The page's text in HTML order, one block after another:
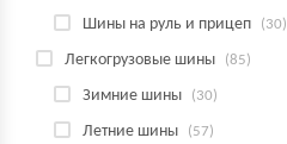
Шины на руль и прицеп (30)
Легкогрузовые шины (85)
Зимние шины (30)
Летние шины (57)